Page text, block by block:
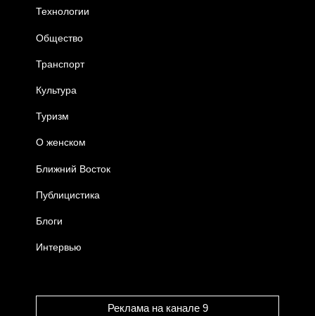
Технологии
Общество
Транспорт
Культура
Туризм
О женском
Ближний Восток
Публицистика
Блоги
Интервью
Реклама на канале 9